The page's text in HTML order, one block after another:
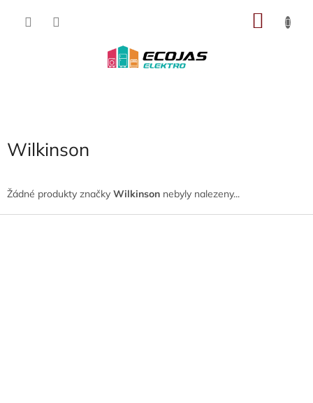
Wilkinson
Žádné produkty značky Wilkinson nebyly nalezeny...